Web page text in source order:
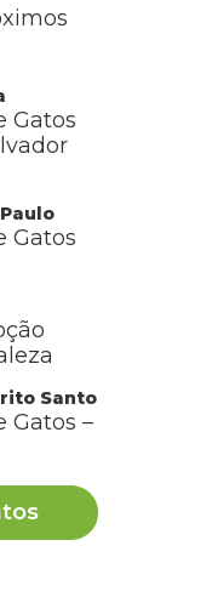
Gatos
Gatos
Santo
Gatos –